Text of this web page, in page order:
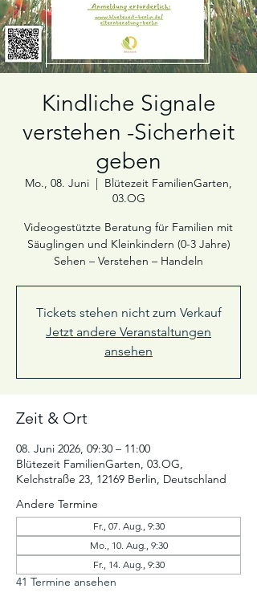
Kindliche Signale
verstehen -Sicherheit
geben
Mo., 08. Juni
  |
Blütezeit FamilienGarten,
03.OG
Videogestützte Beratung für Familien mit
Säuglingen und Kleinkindern (0-3 Jahre)
Sehen – Verstehen – Handeln
Tickets stehen nicht zum Verkauf
Jetzt andere Veranstaltungen
ansehen
Zeit & Ort
08. Juni 2026, 09:30 – 11:00
Blütezeit FamilienGarten, 03.OG,
Kelchstraße 23, 12169 Berlin, Deutschland
Andere Termine
Fr., 07. Aug., 9:30
Mo., 10. Aug., 9:30
Fr., 14. Aug., 9:30
41 Termine ansehen